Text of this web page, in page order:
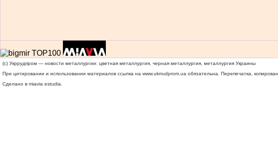
(c) Укррудпром — новости металлургии: цветная металлургия, черная металлургия, металлургия Украины
При цитировании и использовании материалов ссылка на www.ukrrudprom.ua обязательна. Перепечатка,
Сделано в miavia estudia.